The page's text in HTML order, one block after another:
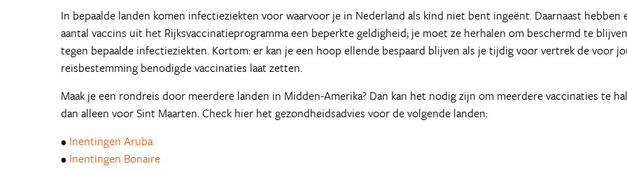
In bepaalde landen komen infectieziekten voor waarvoor je in Nederland als kind niet bent ingeënt. Daarnaast hebben
aantal vaccins uit het Rijksvaccinatieprogramma een beperkte geldigheid; je moet ze herhalen om beschermd te blijven
tegen bepaalde infectieziekten. Kortom: er kan je een hoop ellende bespaard blijven als je tijdig voor vertrek de voor
reisbestemming benodigde vaccinaties laat zetten.
Maak je een rondreis door meerdere landen in Midden-Amerika? Dan kan het nodig zijn om meerdere vaccinaties te
dan alleen voor Sint Maarten. Check hier het gezondheidsadvies voor de volgende landen:
• Inentingen Aruba
• Inentingen Bonaire